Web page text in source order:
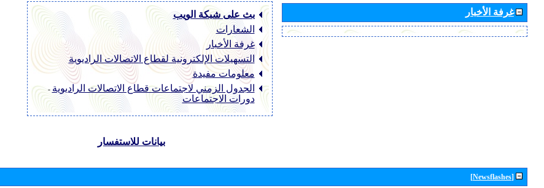
بث على شبكة الويب
الشعارات
غرفة الأخبار
التسهيلات الإلكترونية لقطاع الاتصالات الراديوية
معلومات مفيدة
الجدول الزمني لاجتماعات قطاع الاتصالات الراديوية -
دورات الاجتماعات
غرفة الأخبار
بيانات للاستفسار
[Newsflashes]